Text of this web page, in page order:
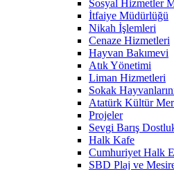
Sosyal Hizmetler
İtfaiye Müdürlüğü
Nikah İşlemleri
Cenaze Hizmetleri
Hayvan Bakımevi
Atık Yönetimi
Liman Hizmetleri
Sokak
Atatürk Kültür
Projeler
Sevgi Barış
Halk Kafe
Cumhuriyet Halk
SBD Plaj ve